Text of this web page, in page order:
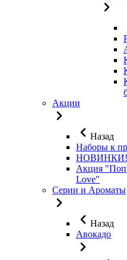
Акции
Назад
Наборы к
НОВИНКИ!
Акция
Love"
Серии и Ароматы
Назад
Авокадо